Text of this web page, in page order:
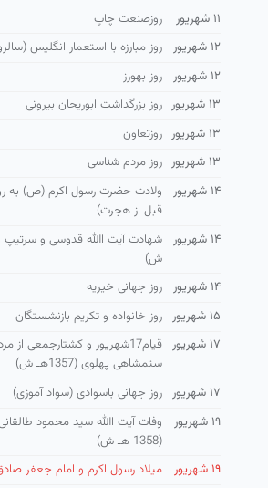
۱۱ شهریور
روزصنعت چاپ
۱۲ شهریور
روز مبارزه با استعمار انگلیس
۱۲ شهریور
روز بهورز
۱۳ شهریور
روز بزرگداشت ابوریحان بیرونی
۱۳ شهریور
روزتعاون
۱۳ شهریور
روز مردم شناسی
۱۴ شهریور
قبل از هجرت)
۱۴ شهریور
ش)
۱۴ شهریور
روز جهانی خیریه
۱۵ شهریور
روز خانواده و تكریم بازنشستگان
۱۷ شهریور
قیام17شهریور و كشتارجمعی
ستمشاهی پهلوی (1357هـ ش)
۱۷ شهریور
روز جهانی باسوادی (سواد آموزی)
۱۹ شهریور
وفات آیت االله سید محمود
(1358 هـ ش)
۱۹ شهریور
میلاد رسول اکرم و امام جعفر